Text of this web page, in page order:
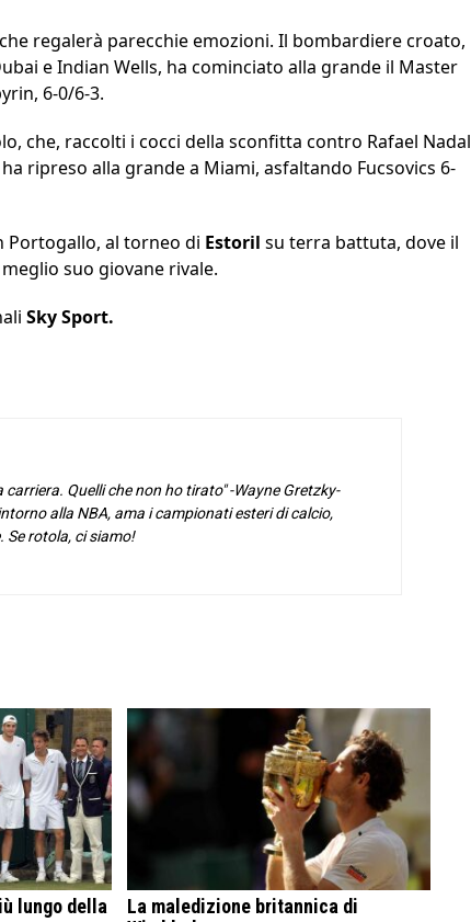
regalerà parecchie emozioni. Il bombardiere croato,
e Indian Wells, ha cominciato alla grande il Master
6-0/6-3.
che, raccolti i cocci della sconfitta contro Rafael Nadal
ripreso alla grande a Miami, asfaltando Fucsovics 6-
Portogallo, al torneo di Estoril su terra battuta, dove il
suo giovane rivale.
Sky Sport.
Quelli che non ho tirato" -Wayne Gretzky-
alla NBA, ama i campionati esteri di calcio,
Se rotola, ci siamo!
lungo della
La maledizione britannica di